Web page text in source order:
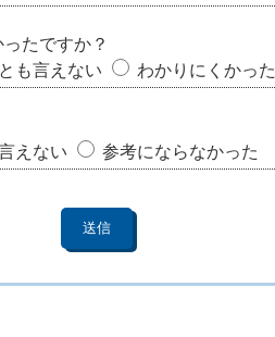
たですか？
も言えない わかりにくかった
えない 参考にならなかった